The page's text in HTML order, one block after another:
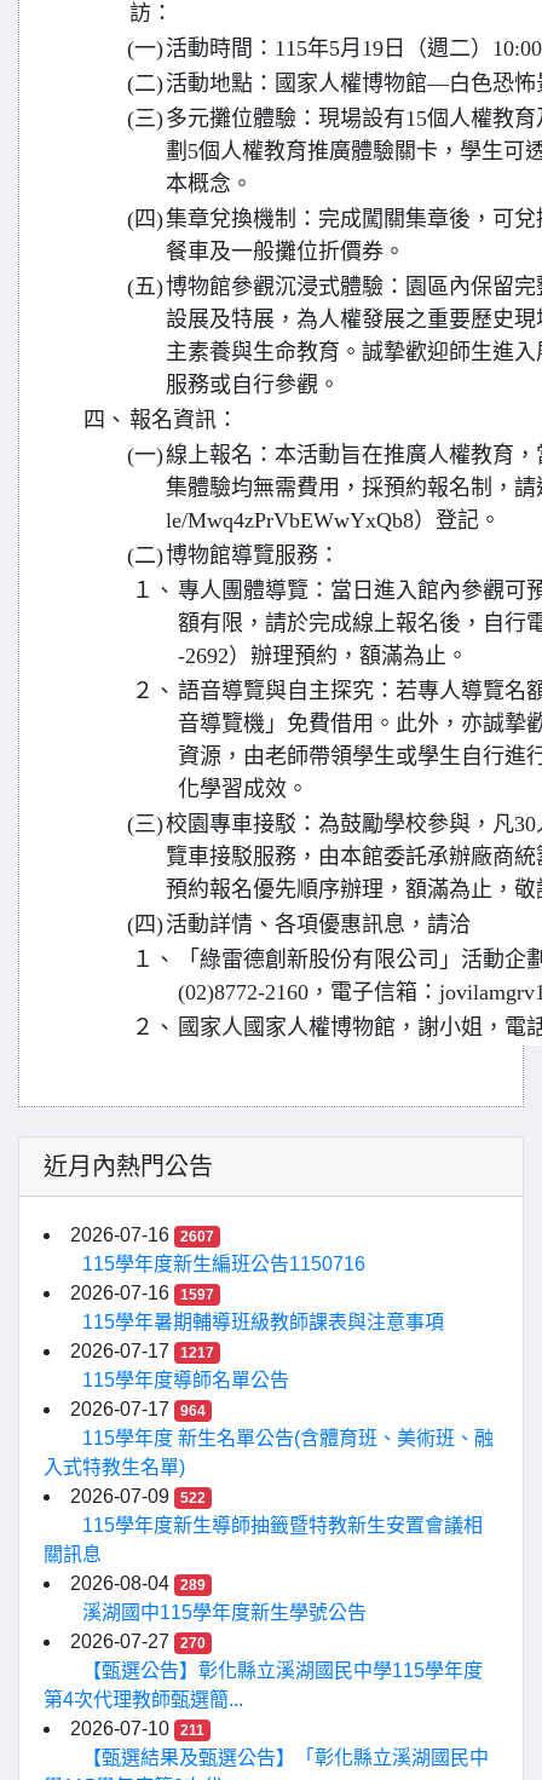
訪：
(一)活動時間：115年5月19日（週二）
(二)活動地點：國家人權博物館—白色恐
(三)多元攤位體驗：現場設有15個人權教
劃5個人權教育推廣體驗關卡，學生可
本概念。
(四)集章兌換機制：完成闖關集章後，可
餐車及一般攤位折價券。
(五)博物館參觀沉浸式體驗：園區內保留
設展及特展，為人權發展之重要歷史
主素養與生命教育。誠摯歡迎師生進
服務或自行參觀。
四、 報名資訊：
(一)線上報名：本活動旨在推廣人權教育
集體驗均無需費用，採預約報名制，請
le/Mwq4zPrVbEWwYxQb8）登記。
(二)博物館導覽服務：
１、 專人團體導覽：當日進入館內參觀可
額有限，請於完成線上報名後，自行
-2692）辦理預約，額滿為止。
２、 語音導覽與自主探究：若專人導覽名
音導覽機」免費借用。此外，亦誠摯
資源，由老師帶領學生或學生自行進
化學習成效。
(三)校園專車接駁：為鼓勵學校參與，凡
覽車接駁服務，由本館委託承辦廠商
預約報名優先順序辦理，額滿為止，
(四)活動詳情、各項優惠訊息，請洽
１、
「綠雷德創新股份有限公司」活動
(02)8772-2160，電子信箱：
２、 國家人國家人權博物館，謝小姐，電
近月內熱門公告
2026-07-16 2607
115學年度新生編班公告1150716
2026-07-16
1597
115學年暑期輔導班級教師課表與注意事項
2026-07-17
1217
115學年度導師名單公告
2026-07-17
964
115學年度 新生名單公告(含體育班、美術班、融
入式特教生名單)
2026-07-09
522
115學年度新生導師抽籤暨特教新生安置會議相
關訊息
2026-08-04
289
溪湖國中115學年度新生學號公告
2026-07-27
270
【甄選公告】彰化縣立溪湖國民中學115學年度
第4次代理教師甄選簡...
2026-07-10
211
【甄選結果及甄選公告】「彰化縣立溪湖國民中